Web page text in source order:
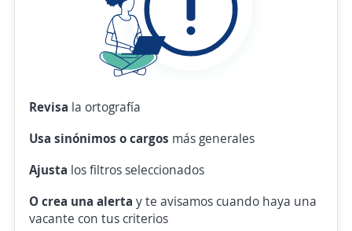
Revisa la ortografía
Usa sinónimos o cargos más generales
Ajusta los filtros seleccionados
O crea una alerta y te avisamos cuando haya una
vacante con tus criterios